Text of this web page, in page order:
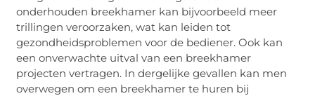
onderhouden breekhamer kan bijvoorbeeld meer
trillingen veroorzaken, wat kan leiden tot
gezondheidsproblemen voor de bediener. Ook kan
een onverwachte uitval van een breekhamer
projecten vertragen. In dergelijke gevallen kan men
overwegen om een breekhamer te huren bij